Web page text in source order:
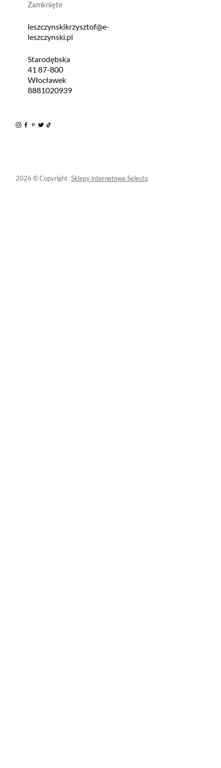
Zamknięte
leszczynskikrzysztof@e-
leszczynski.pl
Starodębska
41 87-800
Włocławek
8881020939
2026 © Copyright. Sklepy internetowe Selesto